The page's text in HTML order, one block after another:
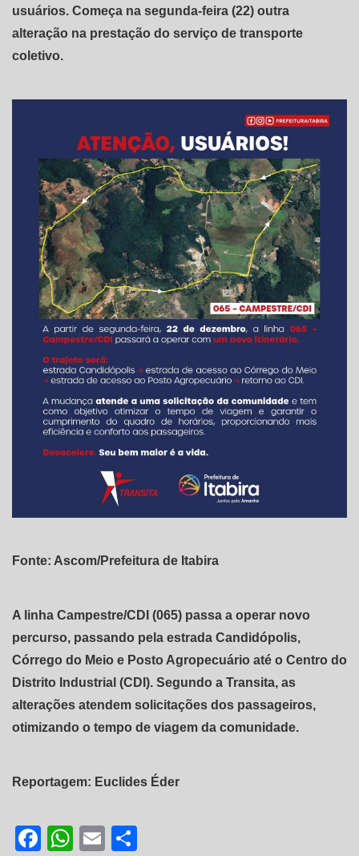
usuários. Começa na segunda-feira (22) outra
alteração na prestação do serviço de transporte
coletivo.
Fonte: Ascom/Prefeitura de Itabira
A linha Campestre/CDI (065) passa a operar novo
percurso, passando pela estrada Candidópolis,
Córrego do Meio e Posto Agropecuário até o Centro do
Distrito Industrial (CDI). Segundo a Transita, as
alterações atendem solicitações dos passageiros,
otimizando o tempo de viagem da comunidade.
Reportagem: Euclides Éder
Facebook
WhatsApp
Email